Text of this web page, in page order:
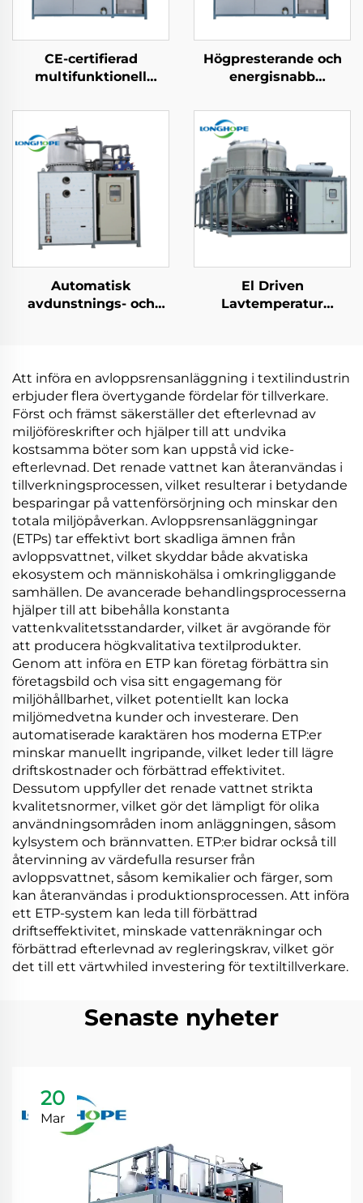
CE-certifierad
multifunktionell
värmeväxlingspump
vakuumextraherande
koncentrering
kristalliseringsmaskin
Högpresterande och
energisnabb
tillverkad i Kina
Automatisk
avdunstnings- och
deponifukt
El Driven
Lavtemperatur
och
Koncentrationsrening
Att införa en avloppsrensanläggning i textilindustrin
erbjuder flera övertygande fördelar för tillverkare.
Först och främst säkerställer det efterlevnad av
miljöföreskrifter och hjälper till att undvika
kostsamma böter som kan uppstå vid icke-
efterlevnad. Det renade vattnet kan återanvändas i
tillverkningsprocessen, vilket resulterar i betydande
besparingar på vattenförsörjning och minskar den
totala miljöpåverkan. Avloppsrensanläggningar
(ETPs) tar effektivt bort skadliga ämnen från
avloppsvattnet, vilket skyddar både akvatiska
ekosystem och människohälsa i omkringliggande
samhällen. De avancerade behandlingsprocesserna
hjälper till att bibehålla konstanta
vattenkvalitetsstandarder, vilket är avgörande för
att producera högkvalitativa textilprodukter.
Genom att införa en ETP kan företag förbättra sin
företagsbild och visa sitt engagemang för
miljöhållbarhet, vilket potentiellt kan locka
miljömedvetna kunder och investerare. Den
automatiserade karaktären hos moderna ETP:er
minskar manuellt ingripande, vilket leder till lägre
driftskostnader och förbättrad effektivitet.
Dessutom uppfyller det renade vattnet strikta
kvalitetsnormer, vilket gör det lämpligt för olika
användningsområden inom anläggningen, såsom
kylsystem och brännvatten. ETP:er bidrar också till
återvinning av värdefulla resurser från
avloppsvattnet, såsom kemikalier och färger, som
kan återanvändas i produktionsprocessen. Att införa
ett ETP-system kan leda till förbättrad
driftseffektivitet, minskade vattenräkningar och
förbättrad efterlevnad av regleringskrav, vilket gör
det till ett värtwhiled investering för textiltillverkare.
Senaste nyheter
20
Mar